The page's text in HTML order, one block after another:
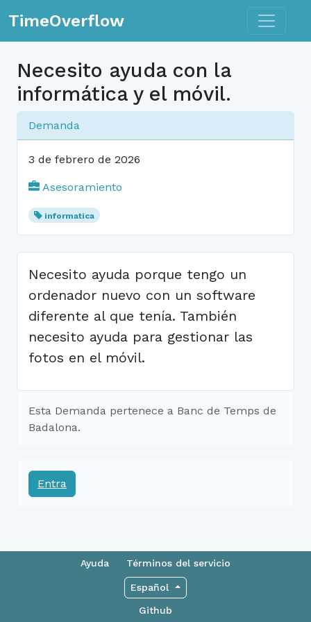
TimeOverflow Toggle
Necesito ayuda con la
informática y el móvil.
Demanda
3 de febrero de 2026
Asesoramiento
informatica
Necesito ayuda porque tengo un
ordenador nuevo con un software
diferente al que tenía. También
necesito ayuda para gestionar las
fotos en el móvil.
Esta Demanda pertenece a Banc de Temps de
Badalona.
Entra
Ayuda Términos del servicio
Español
Github